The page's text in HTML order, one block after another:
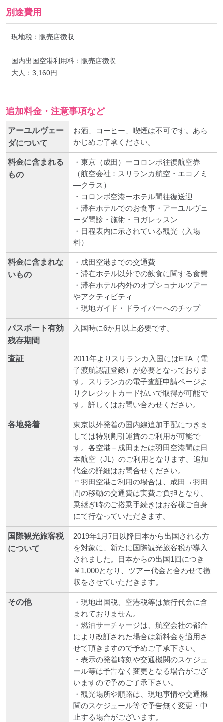
別途費用
現地税：販売店徴収
国内出国空港利用料：販売店徴収
大人：3,160円
追加料金・注意事項など
アーユルヴェー
ダについて
お酒、コーヒー、喫煙は不可です。あら
かじめご了承ください。
料金に含まれる
もの
・東京（成田）ーコロンボ往復航空券
（航空会社：スリランカ航空・エコノミ
―クラス）
・コロンボ空港ーホテル間往復送迎
・滞在ホテルでのお食事・アーユルヴェ
ーダ問診・施術・ヨガレッスン
・日程表内に示されている観光（入場
料）
料金に含まれな
いもの
・成田空港までの交通費
・滞在ホテル以外での飲食に関する食費
・滞在ホテル内外のオプショナルツアー
やアクティビティ
・現地ガイド・ドライバーへのチップ
パスポート有効
残存期間
入国時に6か月以上必要です。
査証
2011年よりスリランカ入国にはETA（電
子渡航認証登録）が必要となっておりま
す。スリランカの電子査証申請ページよ
りクレジットカード払いで取得が可能で
す。詳しくはお問い合わせください。
各地発着
東京以外発着の国内線追加手配につきま
しては特別割引運賃のご利用が可能で
す。各空港－成田または羽田空港間は日
本航空（JL）のご利用となります。追加
代金の詳細はお問合せください。
＊羽田空港ご利用の場合は、成田→羽田
間の移動の交通費は実費ご負担となり、
乗継ぎ時のご搭乗手続きはお客様ご自身
にて行なっていただきます。
国際観光旅客税
について
2019年1月7日以降日本から出国される方
を対象に、新たに国際観光旅客税が導入
されました。日本からの出国1回につき
￥1,000となり、ツアー代金と合わせて徴
収をさせていただきます。
その他
・現地出国税、空港税等は旅行代金に含
まれておりません。
・燃油サーチャージは、航空会社の都合
により改訂された場合は新料金を適用さ
せて頂きますので予めご了承下さい。
・表示の発着時刻や交通機関のスケジュ
ール等は予告なく変更となる場合がござ
いますので予めご了承下さい。
・観光場所や順路は、現地事情や交通機
関のスケジュール等で予告無く変更・中
止する場合がございます。